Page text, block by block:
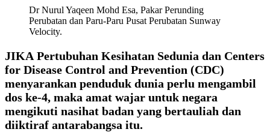
Dr Nurul Yaqeen Mohd Esa, Pakar Perunding
Perubatan dan Paru-Paru Pusat Perubatan Sunway
Velocity.
JIKA Pertubuhan Kesihatan Sedunia dan Centers
for Disease Control and Prevention (CDC)
menyarankan penduduk dunia perlu mengambil
dos ke-4, maka amat wajar untuk negara
mengikuti nasihat badan yang bertauliah dan
diiktiraf antarabangsa itu.